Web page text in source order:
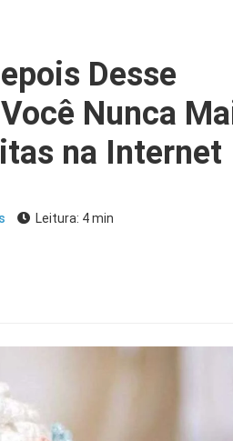
Desse
Nunca
na Internet
Leitura: 4 min